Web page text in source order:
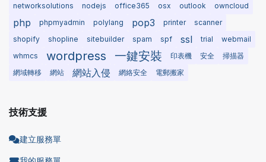
networksolutions
nodejs office365 osx outlook owncloud
php phpmyadmin polylang pop3 printer
scanner
shopify
shopline sitebuilder spam spf ssl trial
webmail
whmcs
wordpress 一鍵安裝 印表機 安全
掃描器
網域轉移
網站 網站入侵 網絡安全 電郵搬家
技術支援
建立服務單